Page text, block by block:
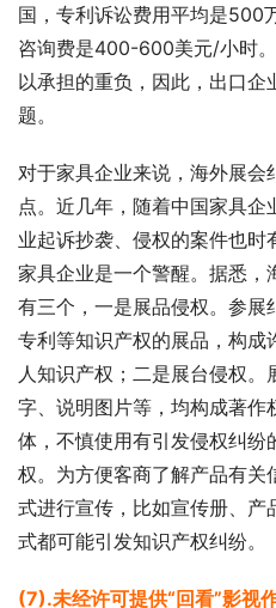
国，专利诉讼费用平均是500
咨询费是400-600美元/小时
以承担的重负，因此，出口
题。
对于家具企业来说，海外展
点。近几年，随着中国家具
业起诉抄袭、侵权的案件也
家具企业是一个警醒。据悉
有三个，一是展品侵权。参展
专利等知识产权的展品，构
人知识产权；二是展台侵权
字、说明图片等，均构成著作
体，不慎使用有引发侵权纠纷
权。为方便客商了解产品有
式进行宣传，比如宣传册、
式都可能引发知识产权纠纷。
(7).未经许可提供“回看”影视